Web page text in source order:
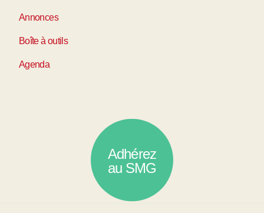
Annonces
Boîte à outils
Agenda
Adhérez
au SMG